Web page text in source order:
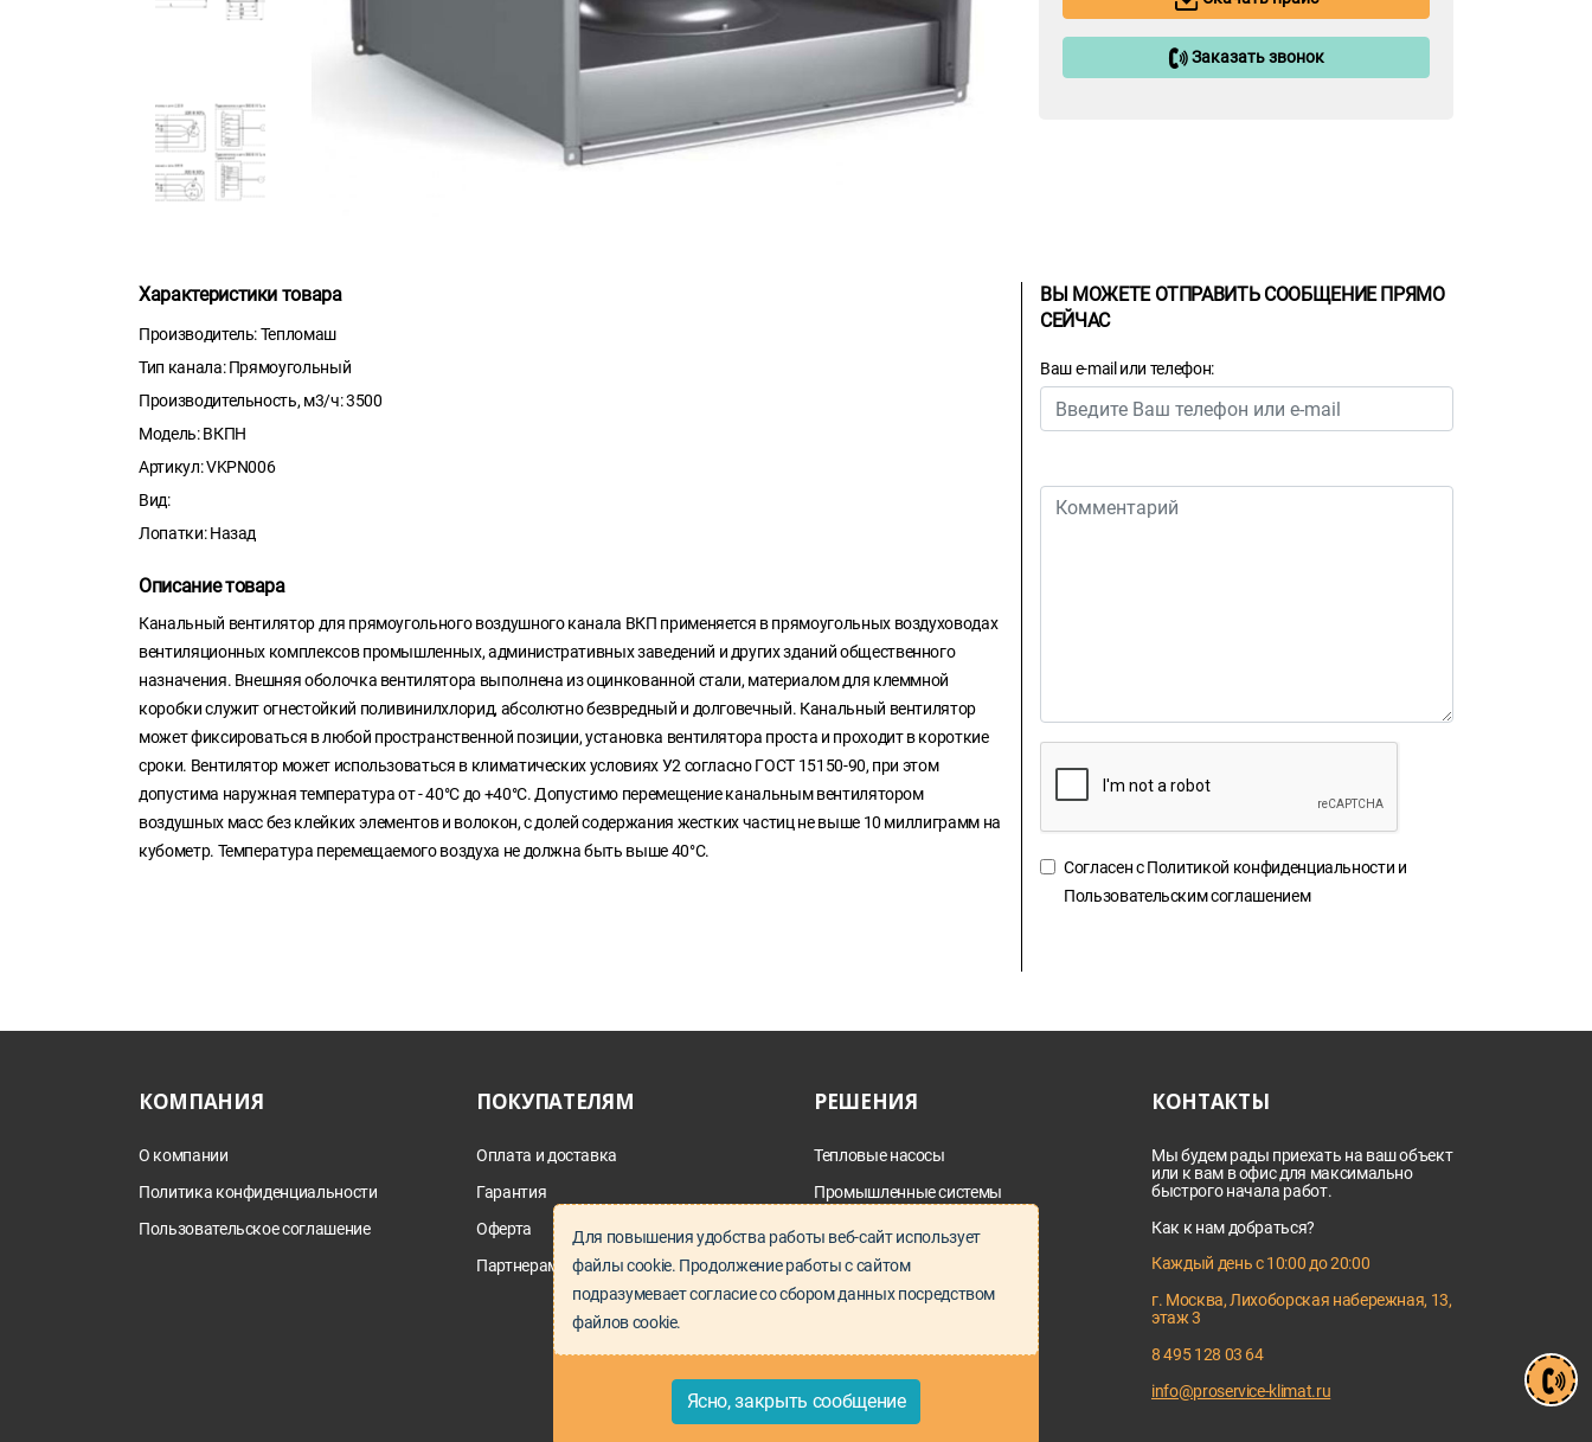
Заказать звонок
Характеристики товара
Производитель: Тепломаш
Тип канала: Прямоугольный
Производительность, м3/ч: 3500
Модель: ВКПН
Артикул: VKPN006
Вид:
Лопатки: Назад
Описание товара
Канальный вентилятор для прямоугольного воздушного канала ВКП применяется в прямоугольных воздуховодах
вентиляционных комплексов промышленных, административных заведений и других зданий общественного
назначения. Внешняя оболочка вентилятора выполнена из оцинкованной стали, материалом для клеммной
коробки служит огнестойкий поливинилхлорид, абсолютно безвредный и долговечный. Канальный вентилятор
может фиксироваться в любой пространственной позиции, установка вентилятора проста и проходит в короткие
сроки. Вентилятор может использоваться в климатических условиях У2 согласно ГОСТ 15150-90, при этом
допустима наружная температура от - 40°С до +40°С. Допустимо перемещение канальным вентилятором
воздушных масс без клейких элементов и волокон, с долей содержания жестких частиц не выше 10 миллиграмм на
кубометр. Температура перемещаемого воздуха не должна быть выше 40°С.
ВЫ МОЖЕТЕ ОТПРАВИТЬ СООБЩЕНИЕ ПРЯМО
СЕЙЧАС
Ваш e-mail или телефон:
Согласен сПолитикой конфиденциальности и
Пользовательским соглашением
КОМПАНИЯ
О компании
Политика конфиденциальности
Пользовательское соглашение
ПОКУПАТЕЛЯМ
Оплата и доставка
Гарантия
Оферта
Партнерам и проектировщикам
РЕШЕНИЯ
Тепловые насосы
Промышленные системы
дымоотведения
Параллельный импорт
КОНТАКТЫ
Мы будем рады приехать на ваш объект
или к вам в офис для максимально
быстрого начала работ.
Как к нам добраться?
Каждый день с 10:00 до 20:00
г. Москва, Лихоборская набережная, 13,
этаж 3
8 495 128 03 64
info@proservice-klimat.ru
Для повышения удобства работы веб-сайт использует
файлы cookie. Продолжение работы с сайтом
подразумевает согласие со сбором данных посредством
файлов cookie.
Ясно, закрыть сообщение